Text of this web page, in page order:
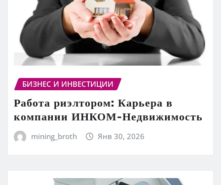
БИЗНЕС И ИНВЕСТИЦИИ
Работа риэлтором: Карьера в
компании ИНКОМ-Недвижимость
mining_broth Янв 30, 2026